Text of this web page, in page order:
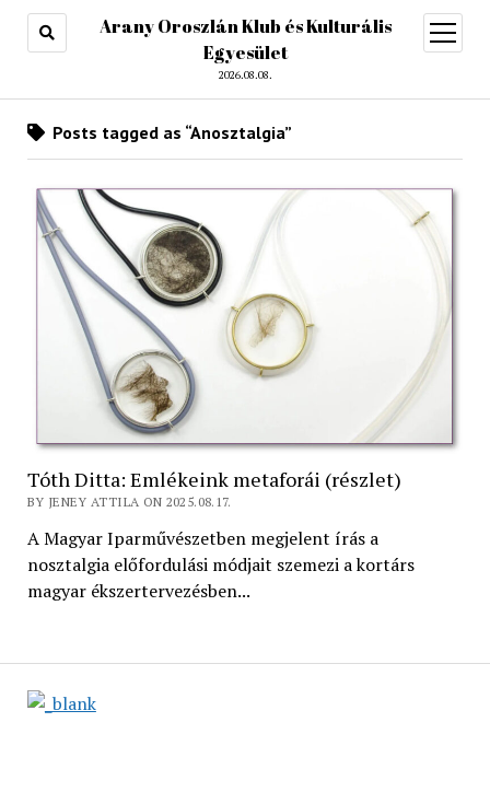
Arany Oroszlán Klub és Kulturális
Egyesület
2026.08.08.
open
menu
Posts tagged as “Anosztalgia”
Tóth Ditta: Emlékeink metaforái (részlet)
BY JENEY ATTILA ON 2025.08.17.
A Magyar Iparművészetben megjelent írás a
nosztalgia előfordulási módjait szemezi a kortárs
magyar ékszertervezésben...